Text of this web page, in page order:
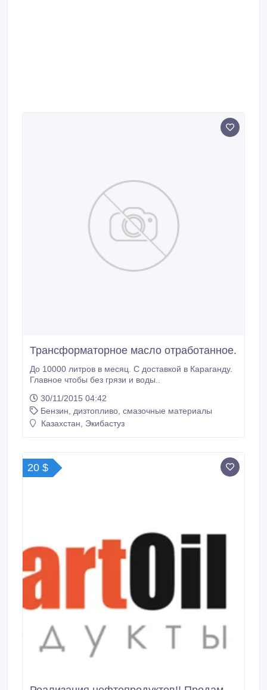
Трансформаторное масло отработанное.
До 10000 литров в месяц. С доставкой в Караганду.
Главное чтобы без грязи и воды..
30/11/2015 04:42
Бензин, дизтопливо, смазочные материалы
Казахстан, Экибастуз
20 $